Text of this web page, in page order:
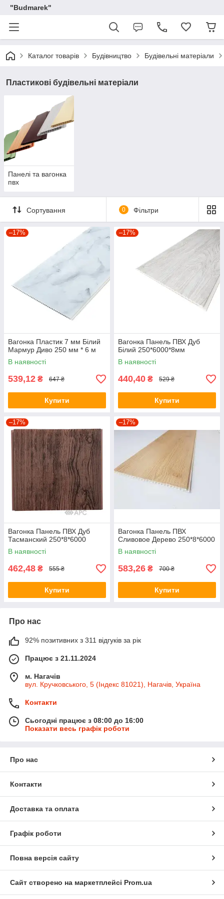
"Budmarek"
Каталог товарів Будівництво Будівельні матеріали
Пластикові будівельні матеріали
Панелі та вагонка
пвх
Сортування 0 Фільтри
–17%
Вагонка Пластик 7 мм Білий
Мармур Диво 250 мм * 6 м
В наявності
539,12 ₴ 647 ₴
Купити
–17%
Вагонка Панель ПВХ Дуб
Білий 250*6000*8мм
В наявності
440,40 ₴ 529 ₴
Купити
–17%
Вагонка Панель ПВХ Дуб
Тасманский 250*8*6000
В наявності
462,48 ₴ 555 ₴
Купити
–17%
Вагонка Панель ПВХ
Сливовое Дерево 250*8*6000
В наявності
583,26 ₴ 700 ₴
Купити
Про нас
92% позитивних з 311 відгуків за рік
Працює з 21.11.2024
м. Нагачів
вул. Кручковського, 5 (Індекс 81021), Нагачів, Україна
Контакти
Сьогодні працює з 08:00 до 16:00
Показати весь графік роботи
Про нас
Контакти
Доставка та оплата
Графік роботи
Повна версія сайту
Сайт створено на маркетплейсі Prom.ua